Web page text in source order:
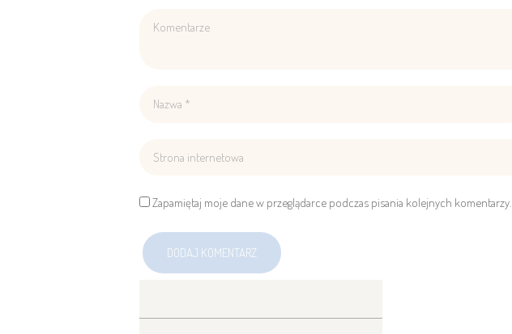
Zapamiętaj moje dane w przeglądarce podczas pisania kolejnych komentarzy.